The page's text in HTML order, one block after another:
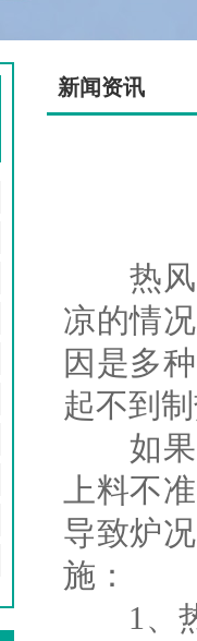
新闻资讯
热风炉
凉的情
因是多
起不到
如果热
上料不
导致炉
施：
1、热